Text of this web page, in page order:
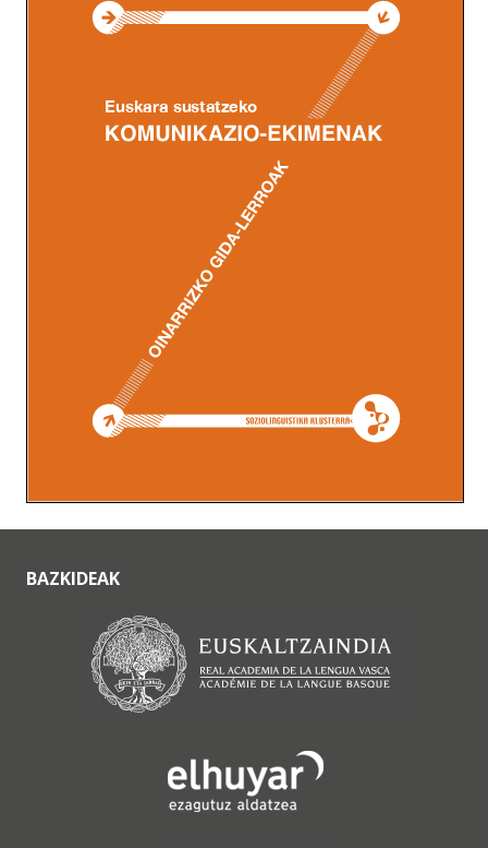
BAZKIDEAK